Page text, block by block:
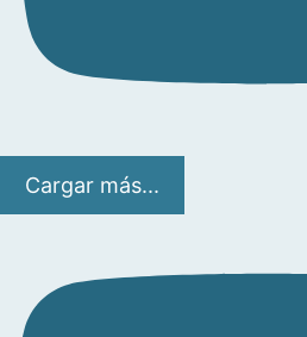
Cargar más...